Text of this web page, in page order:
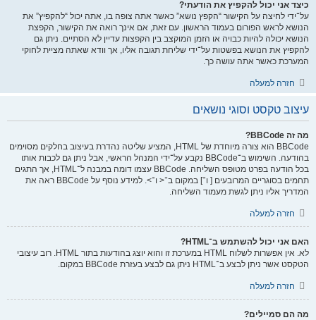
כיצד אני יכול להקפיץ את הודעתי?
על־ידי לחיצה על הקישור “הקפץ נושא” כאשר אתה צופה בו, אתה יכול “להקפיץ” את
הנושא לראש הפורום בעמוד הראשון. עם זאת, אם אינך רואה את הקישור, הקפצת
הנושא יכולה להיות כבויה או הזמן המוקצב בין הקפצות עדיין לא הסתיים. ניתן גם
להקפיץ את הנושא בפשטות על־ידי שליחת תגובה אליו, אך וודא שאתה מציית לחוקי
המערכת כאשר אתה עושה כך.
חזרה למעלה
עיצוב טקסט וסוגי נושאים
מה זה BBCode?
BBCode הוא צורה מיוחדת של HTML, המציע שליטה נהדרת בעיצוב בחלקים מסוימים
בהודעה. השימוש ב־BBCode נקבע על־ידי המנהל הראשי, אבל ניתן גם לכבות אותו
בכל הודעה בפרט מטופס השליחה. BBCode עצמו דומה במבנה ל־HTML, אך התגים
תחמים בסוגריים המרובעים [ ו־] במקום ב־< ו־>. למידע נוסף על BBCode ראה את
המדריך אליו ניתן לגשת מעמוד השליחה.
חזרה למעלה
האם אני יכול להשתמש ב־HTML?
לא. אין אפשרות לשלוח HTML במערכת זו והוא יוצג בהודעות בתור HTML. רוב עיצובי
הטקסט אשר ניתן לבצע ב־HTML ניתן גם לבצע בעזרת BBCode במקום.
חזרה למעלה
מה הם סמיילים?